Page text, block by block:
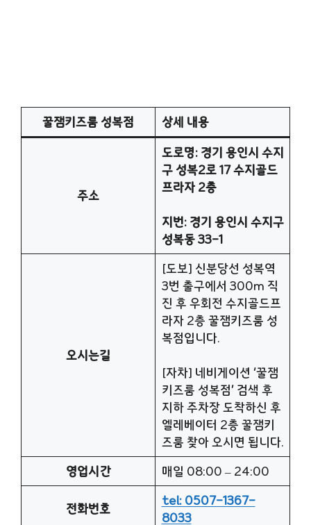
꿀잼키즈룸 성복점 상세 내용
주소
도로명: 경기 용인시 수지
구 성복2로 17 수지골드
프라자 2층
지번: 경기 용인시 수지구
성복동 33-1
오시는길
[도보] 신분당선 성복역
3번 출구에서 300m 직
진 후 우회전 수지골드프
라자 2층 꿀잼키즈룸 성
복점입니다.
[자차] 네비게이션 ‘꿀잼
키즈룸 성복점’ 검색 후
지하 주차장 도착하신 후
엘레베이터 2층 꿀잼키
즈룸 찾아 오시면 됩니다.
영업시간
매일 08:00 – 24:00
전화번호
tel: 0507-1367-
8033